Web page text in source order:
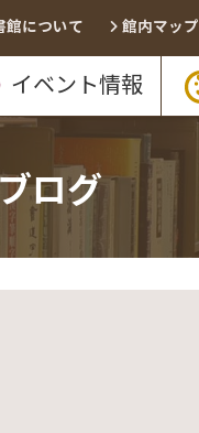
館について 館内マップ
イベント情報
ログ